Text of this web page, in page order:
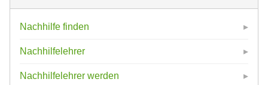
Nachhilfe finden
Nachhilfelehrer
Nachhilfelehrer werden